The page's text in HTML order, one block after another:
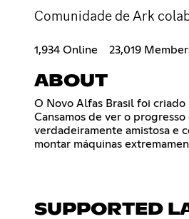
Comunidade de Ark
1,934 Online 23,019
ABOUT
O Novo Alfas Brasil foi
Cansamos de ver o
verdadeiramente amistosa e
montar máquinas
SUPPORTED